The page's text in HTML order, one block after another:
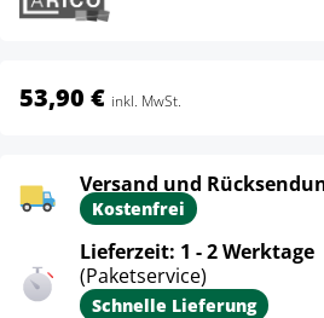
53,90 € inkl. MwSt.
Versand und
Kostenfrei
Lieferzeit: 1 - 2 Werktage
(Paketservice)
Schnelle Lieferung